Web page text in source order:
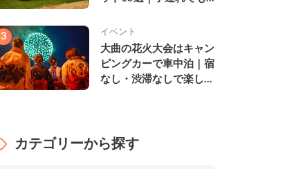
ルメ・温泉を徹底解説
3 イベント
大曲の花火大会はキャン
ピングカーで車中泊｜宿
なし・渋滞なしで楽しむ
カテゴリーから探す